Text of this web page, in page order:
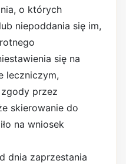
o których
niepoddania się im,
się na
leczniczym,
przez
skierowanie do
na wniosek
dnia zaprzestania